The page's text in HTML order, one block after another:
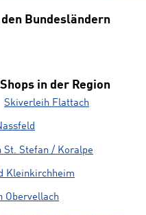
den Bundesländern
in der Region
Skiverleih Flattach
St. Stefan / Koralpe
Kleinkirchheim
Obervellach